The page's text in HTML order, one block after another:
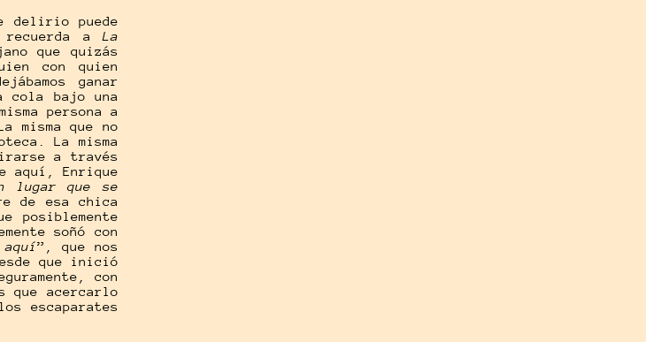
delirio puede
a La
que quizás
con quien
ganar
cola bajo una
persona a
misma que no
La misma
a través
aquí, Enrique
lugar que se
de esa chica
posiblemente
soñó con
aquí”, que nos
que inició
con
que acercarlo
escaparates